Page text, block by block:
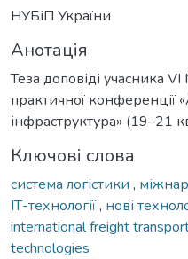
НУБіП України
Анотація
Теза доповіді учасника
практичної конференції
інфраструктура» (19–21
Ключові слова
система логістики ,
ІТ-технології, нові
international freight
technologies